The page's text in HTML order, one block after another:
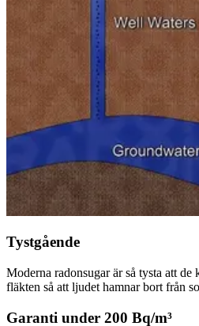
Tystgående
Moderna radonsugar är så tysta att
fläkten så att ljudet hamnar bort från
Garanti under 200 Bq/m³